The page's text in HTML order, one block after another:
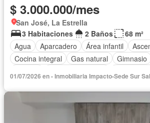
$ 3.000.000/mes
San José, La Estrella
3 Habitaciones
2 Baños
68 m²
Agua
Aparcadero Área infantil
Cocina integral
Gas natural Gimnasio
01/07/2026 en - Inmobiliaria Impacto-Sede Sur